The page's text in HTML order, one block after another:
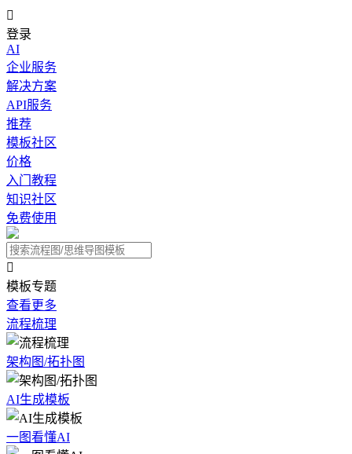

登录
AI
企业服务
解决方案
API服务
推荐
模板社区
价格
入门教程
知识社区
免费使用

模板专题
查看更多
流程梳理
架构图/拓扑图
AI生成模板
一图看懂AI